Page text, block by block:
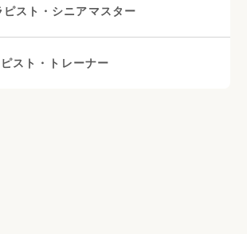
ピスト・シニアマスター
スト・トレーナー